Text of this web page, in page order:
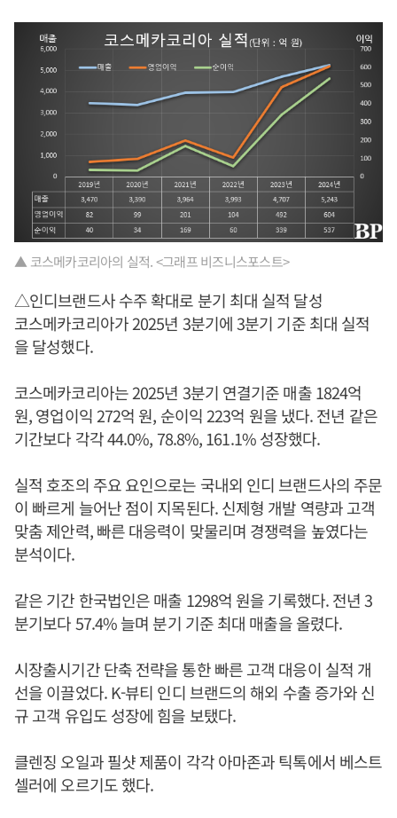
▲ 코스메카코리아의 실적. <그래프 비즈니스포스트>
△인디브랜드사 수주 확대로 분기 최대 실적 달성
코스메카코리아가 2025년 3분기에 3분기 기준 최대 실적
을 달성했다.
코스메카코리아는 2025년 3분기 연결기준 매출 1824억
원, 영업이익 272억 원, 순이익 223억 원을 냈다. 전년 같은
기간보다 각각 44.0%, 78.8%, 161.1% 성장했다.
실적 호조의 주요 요인으로는 국내외 인디 브랜드사의 주문
이 빠르게 늘어난 점이 지목된다. 신제형 개발 역량과 고객
맞춤 제안력, 빠른 대응력이 맞물리며 경쟁력을 높였다는
분석이다.
같은 기간 한국법인은 매출 1298억 원을 기록했다. 전년 3
분기보다 57.4% 늘며 분기 기준 최대 매출을 올렸다.
시장출시기간 단축 전략을 통한 빠른 고객 대응이 실적 개
선을 이끌었다. K-뷰티 인디 브랜드의 해외 수출 증가와 신
규 고객 유입도 성장에 힘을 보탰다.
클렌징 오일과 필샷 제품이 각각 아마존과 틱톡에서 베스트
셀러에 오르기도 했다.